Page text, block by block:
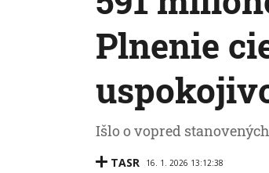
Plnenie
Išlo o vopred
TASR 16. 1. 2026 13:12:38